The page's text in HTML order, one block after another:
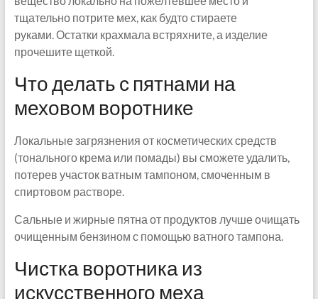
тщательно потрите мех, как будто стираете
руками. Остатки крахмала встряхните, а изделие
прочешите щеткой.
Что делать с пятнами на
меховом воротнике
Локальные загрязнения от косметических средств
(тонального крема или помады) вы сможете удалить,
потерев участок ватным тампоном, смоченным в
спиртовом растворе.
Сальные и жирные пятна от продуктов лучше очищать
очищенным бензином с помощью ватного тампона.
Чистка воротника из
искусственного меха